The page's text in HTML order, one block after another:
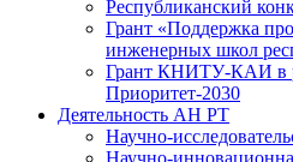
Республиканский
Грант «Поддержка
инженерных школ
Грант КНИТУ-КАИ в
Приоритет-2030
Деятельность АН РТ
Научно-
Научно-